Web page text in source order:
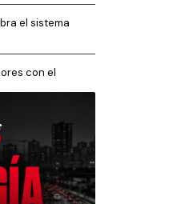
el sistema
con el